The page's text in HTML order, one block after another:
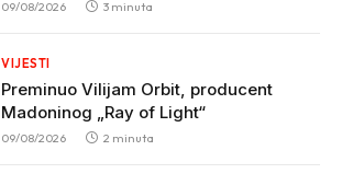
09/08/2026 3 minuta
VIJESTI
Preminuo Vilijam Orbit, producent
Madoninog „Ray of Light“
09/08/2026 2 minuta